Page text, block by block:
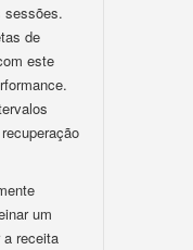
sessões.
de
este
um
receita